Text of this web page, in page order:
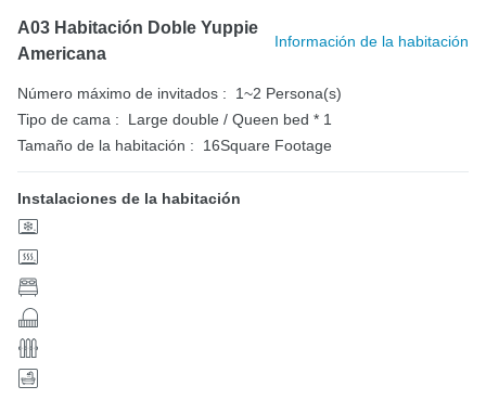
A03 Habitación Doble Yuppie
Americana
Información de la habitación
Número máximo de invitados :
1~2 Persona(s)
Tipo de cama :
Large double / Queen bed * 1
Tamaño de la habitación :
16Square Footage
Instalaciones de la habitación